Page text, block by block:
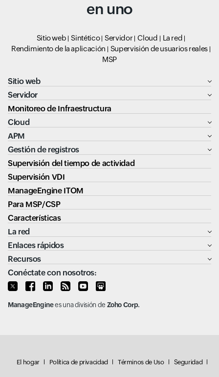
en uno
Sitio web Sintético Servidor Cloud
La red
Rendimiento de la aplicación
Supervisión de usuarios reales
MSP
Sitio web
Servidor
Monitoreo de Infraestructura
Cloud
APM
Gestión de registros
Supervisión del tiempo de actividad
Supervisión VDI
ManageEngine ITOM
Para MSP/CSP
Características
La red
Enlaces rápidos
Recursos
Conéctate con nosotros:
ManageEnginees una división de Zoho Corp.
El hogar Política de privacidad Términos de Uso Seguridad